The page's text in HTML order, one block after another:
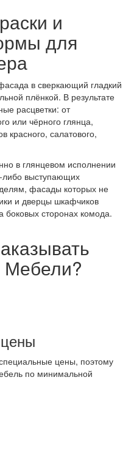
и
для
в сверкающий гладкий
плёнкой. В результате
расцветки: от
или чёрного глянца,
красного, салатового,
в глянцевом исполнении
либо выступающих
фасады которых не
и дверцы шкафчиков
боковых сторонах комода.
цены, поэтому
по минимальной